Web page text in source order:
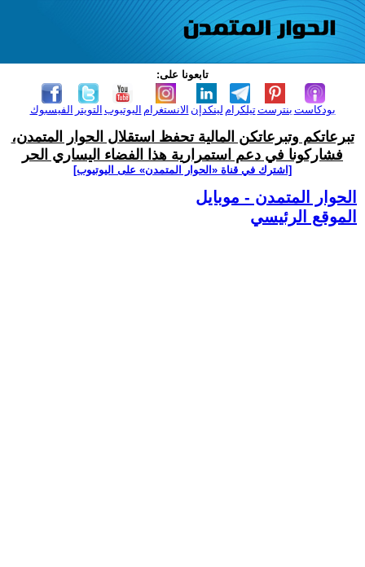
تابعونا على:
الفيسبوك التويتر اليوتيوب الانستغرام لينكدإن تيلكرامبنترست بودكاست
تبرعاتكم وتبرعاتكن المالية تحفظ استقلال الحوار المتمدن،
فشاركونا في دعم استمرارية هذا الفضاء اليساري الحر
[اشترك في قناة ‫«الحوار المتمدن» على اليوتيوب]
الحوار المتمدن - موبايل
الموقع الرئيسي